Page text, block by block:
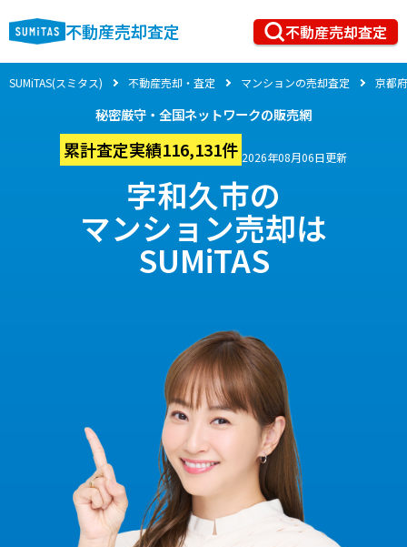
不動産売却査定 不動産売却査定
SUMiTAS(スミタス) 不動産売却・査定 マンションの売却査定 京都府
秘密厳守・全国ネットワークの販売網
累計査定実績116,131件 2026年08月06日更新
字和久市の
マンション売却は
SUMiTAS